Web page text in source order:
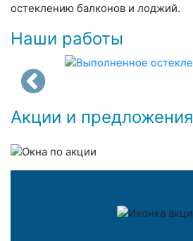
остеклению балконов и лоджий.
Наши работы
Акции и предложения